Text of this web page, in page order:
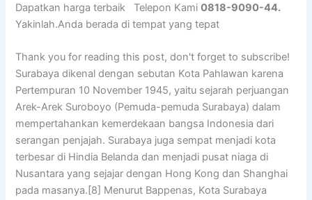
Dapatkan harga terbaik Telepon Kami0818-9090-44.
Yakinlah.Anda berada di tempat yang tepat
Thank you for reading this post, don't forget to subscribe!
Surabaya dikenal dengan sebutan Kota Pahlawan karena
Pertempuran 10 November 1945, yaitu sejarah perjuangan
Arek-Arek Suroboyo (Pemuda-pemuda Surabaya) dalam
mempertahankan kemerdekaan bangsa Indonesia dari
serangan penjajah. Surabaya juga sempat menjadi kota
terbesar di Hindia Belanda dan menjadi pusat niaga di
Nusantara yang sejajar dengan Hong Kong dan Shanghai
pada masanya.[8] Menurut Bappenas, Kota Surabaya